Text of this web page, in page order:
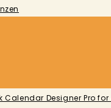
Calendar Designer Pro